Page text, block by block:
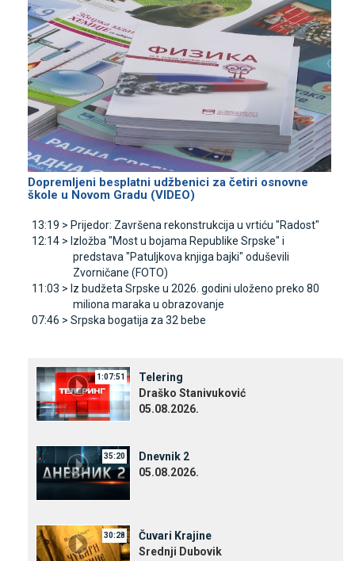
Dopremljeni besplatni udžbenici za četiri osnovne
škole u Novom Gradu (VIDEO)
13:19 > Prijedor: Završena rekonstrukcija u vrtiću "Radost"
12:14 > Izložba "Most u bojama Republike Srpske" i
predstava "Patuljkova knjiga bajki" oduševili
Zvorničane (FOTO)
11:03 > Iz budžeta Srpske u 2026. godini uloženo preko 80
miliona maraka u obrazovanje
07:46 > Srpska bogatija za 32 bebe
1:07:51
Telering
Draško Stanivuković
05.08.2026.
35:20
Dnevnik 2
05.08.2026.
30:28
Čuvari Krajine
Srednji Dubovik